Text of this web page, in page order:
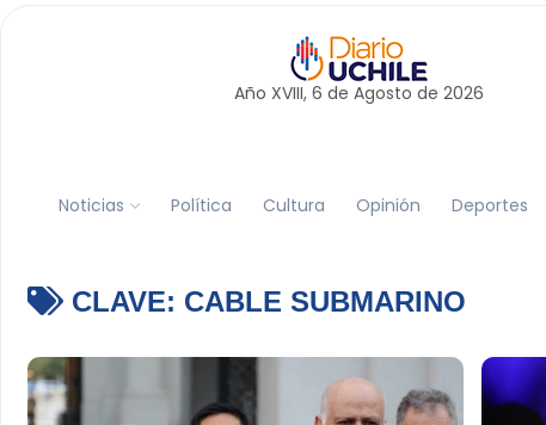
Año XVIII, 6 de Agosto de 2026
Noticias Política Cultura Opinión Deportes
CLAVE: CABLE SUBMARINO